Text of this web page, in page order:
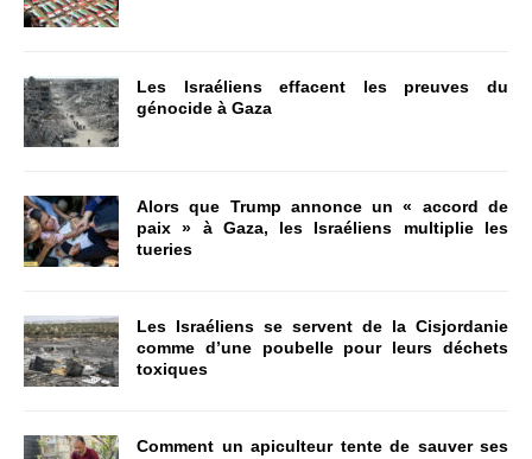
Les Israéliens effacent les preuves du
génocide à Gaza
Alors que Trump annonce un « accord de
paix » à Gaza, les Israéliens multiplie les
tueries
Les Israéliens se servent de la Cisjordanie
comme d’une poubelle pour leurs déchets
toxiques
Comment un apiculteur tente de sauver ses